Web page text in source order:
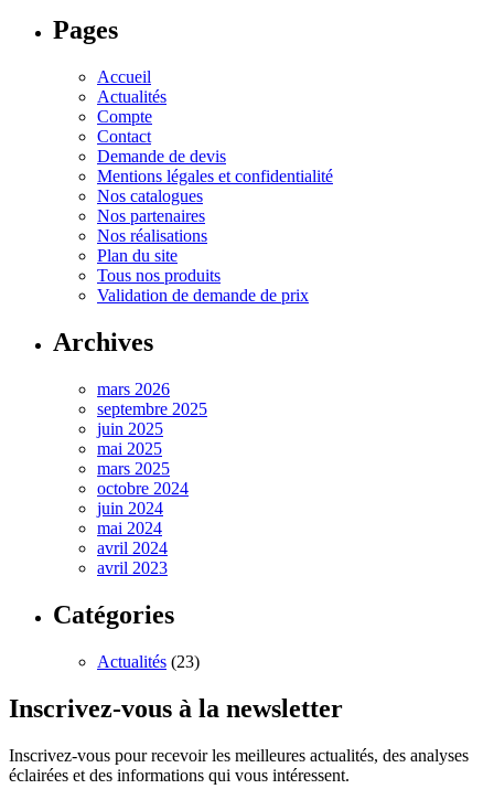
Pages
Accueil
Actualités
Compte
Contact
Demande de devis
Mentions légales et confidentialité
Nos catalogues
Nos partenaires
Nos réalisations
Plan du site
Tous nos produits
Validation de demande de prix
Archives
mars 2026
septembre 2025
juin 2025
mai 2025
mars 2025
octobre 2024
juin 2024
mai 2024
avril 2024
avril 2023
Catégories
Actualités (23)
Inscrivez-vous à la newsletter
Inscrivez-vous pour recevoir les meilleures actualités, des analyses
éclairées et des informations qui vous intéressent.